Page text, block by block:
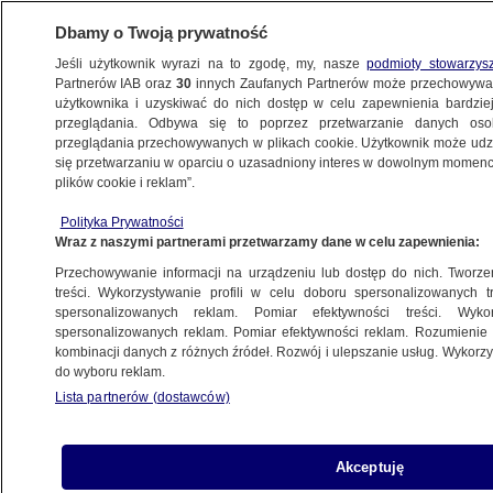
WARSZAWA
ŚRÓDMIEŚCIE
Studenci protestują, uczelnia
zawiadamia policję. Awantura
o stołówkę
Klaudia Kamieniarz
21.05.2026, 10:11
Posłuchaj artykułu
Dbamy o Twoją prywatność
Jeśli użytkownik wyrazi na to zgodę, my, naszepodmioty
Partnerów IAB oraz30 innych Zaufanych Partnerów może
użytkownika i uzyskiwać do nich dostęp w celu zapewnienia
przeglądania. Odbywa się to poprzez przetwarzanie danych
przeglądania przechowywanych w plikach cookie. Użytkownik może
się przetwarzaniu w oparciu o uzasadniony interes w dowolnym
plików cookie i reklam”.
Polityka Prywatności
Wraz z naszymi partnerami przetwarzamy dane w celu zapewnienia:
Przechowywanie informacji na urządzeniu lub dostęp do nich.
treści. Wykorzystywanie profili w celu doboru spersonalizowanych
spersonalizowanych reklam. Pomiar efektywności treści.
spersonalizowanych reklam. Pomiar efektywności reklam.
kombinacji danych z różnych źródeł. Rozwój i ulepszanie usług.
do wyboru reklam.
Lista partnerów (dostawców)
Akceptuję